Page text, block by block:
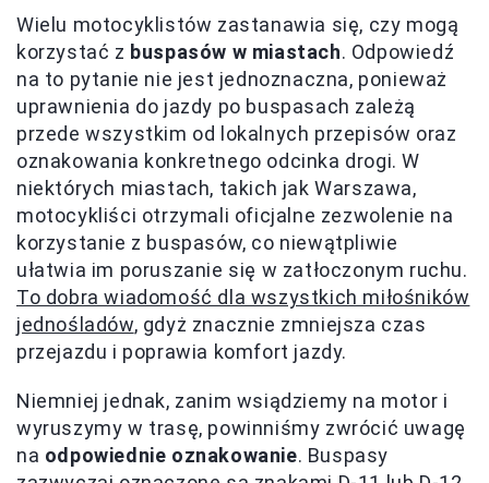
Wielu motocyklistów zastanawia się, czy mogą
korzystać z buspasów w miastach. Odpowiedź
na to pytanie nie jest jednoznaczna, ponieważ
uprawnienia do jazdy po buspasach zależą
przede wszystkim od lokalnych przepisów oraz
oznakowania konkretnego odcinka drogi. W
niektórych miastach, takich jak Warszawa,
motocykliści otrzymali oficjalne zezwolenie na
korzystanie z buspasów, co niewątpliwie
ułatwia im poruszanie się w zatłoczonym ruchu.
To dobra wiadomość dla wszystkich miłośników
jednośladów, gdyż znacznie zmniejsza czas
przejazdu i poprawia komfort jazdy.
Niemniej jednak, zanim wsiądziemy na motor i
wyruszymy w trasę, powinniśmy zwrócić uwagę
na odpowiednie oznakowanie. Buspasy